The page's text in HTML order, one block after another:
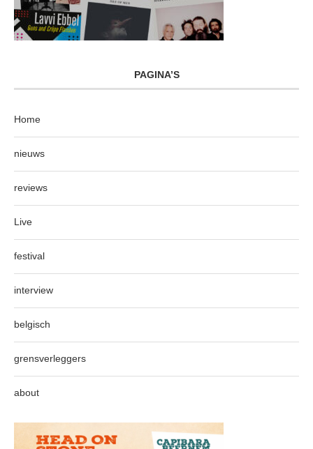
PAGINA’S
Home
nieuws
reviews
Live
festival
interview
belgisch
grensverleggers
about